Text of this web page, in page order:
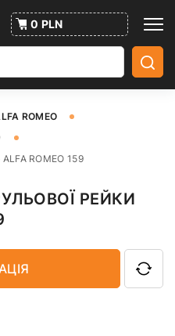
0 PLN
ROMEO
ROMEO 159
РЕЙКИ